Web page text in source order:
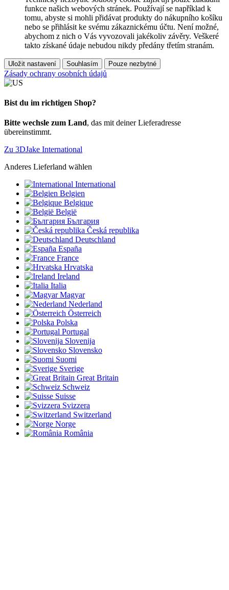
funkce našich webových stránek. Používají se například k
tomu, abyste si mohli přidávat produkty do nákupního košíku
nebo se přihlásit ke svému zákaznickému účtu. Není možné,
abychom z nich o Vás vyvozovali jakékoliv závěry. Veškeré
takto získané údaje nebudou nikdy předány třetím stranám.
Uložit nastavení Souhlasím Pouze nezbytné
Zásady ochrany osobních údajů
Bist du im richtigen Shop?
Bitte wechsle zum Land, das mit deiner Lieferadresse
übereinstimmt.
Zu 3DJake International
Anderes Lieferland wählen
International
Belgien
Belgique
België
България
Česká republika
Deutschland
España
France
Hrvatska
Ireland
Italia
Magyar
Nederland
Österreich
Polska
Portugal
Slovenija
Slovensko
Suomi
Sverige
Great Britain
Schweiz
Suisse
Svizzera
Switzerland
Norge
România